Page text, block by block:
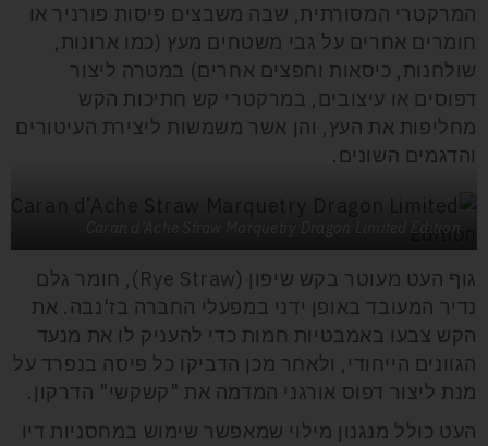
המרקטרי המסורתית, שבה משבצים פיסות פורניר או
חומרים אחרים על גבי משטחים מעץ (כמו ארונות,
שולחנות, כיסאות וחפצים אחרים) במטרה ליצור
דפוסים או עיצובים, במרקטרי קש חתיכות הקש
מחליפות את העץ, והן אשר משמשות ליצירת העיטורים
והדגמים השונים.
Caran d’Ache Straw Marquetry Dragon Limited Edition
גוף העט מעוטר בקש שיפון (Rye Straw), חומר גלם
נדיר המעובד באופן ידני במפעלי החברה בז'נבה. את
הקש צבעו באמבטיות חמות כדי להעניק לו את מנעד
הגוונים הייחודי, ולאחר מכן הדביקו כל פיסה בנפרד על
מנת ליצור דפוס אורגני המדמה את "קשקשי" הדרקון.
העט כולל מנגנון מילוי שמאפשר שימוש במחסניות דיו